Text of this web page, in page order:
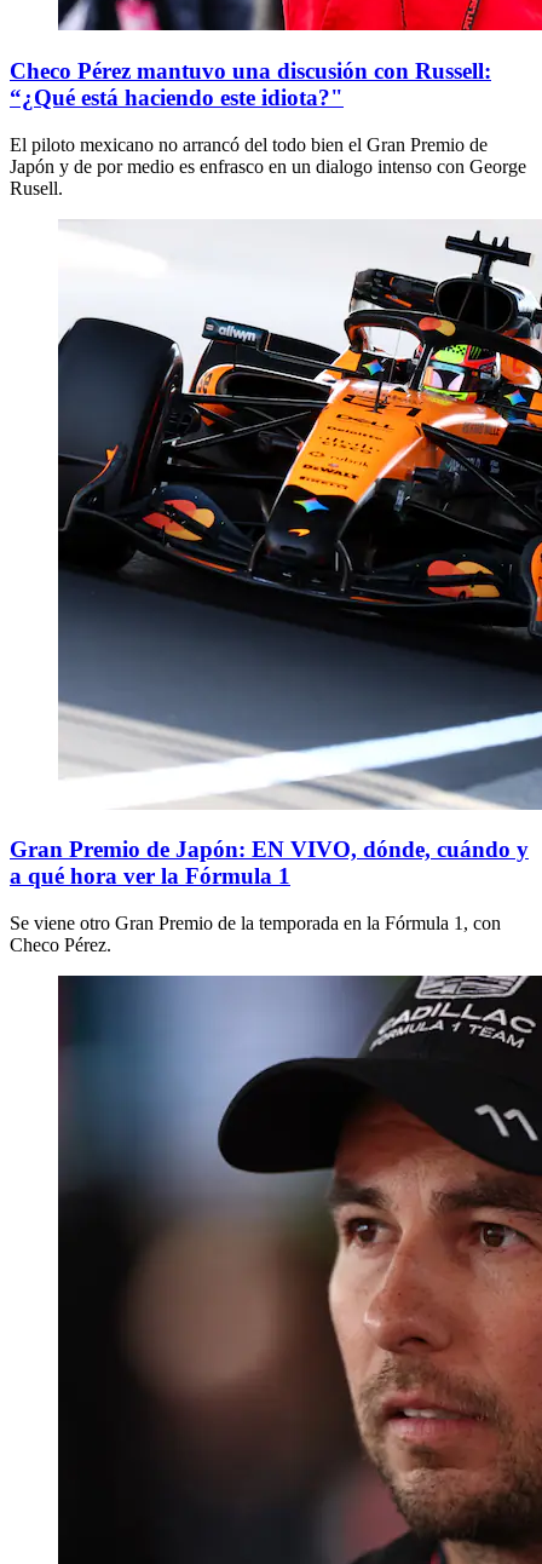
Checo Pérez mantuvo una discusión con Russell:
“¿Qué está haciendo este idiota?"
El piloto mexicano no arrancó del todo bien el Gran Premio de
Japón y de por medio es enfrasco en un dialogo intenso con George
Rusell.
Gran Premio de Japón: EN VIVO, dónde, cuándo y
a qué hora ver la Fórmula 1
Se viene otro Gran Premio de la temporada en la Fórmula 1, con
Checo Pérez.